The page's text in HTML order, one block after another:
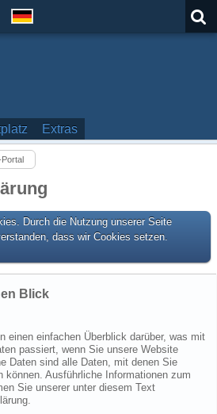
Extras
Durch die Nutzung unserer Seite
dass wir Cookies setzen.
Blick
einen einfachen Überblick darüber, was mit
passiert, wenn Sie unsere Website
Daten sind alle Daten, mit denen Sie
können. Ausführliche Informationen zum
Sie unserer unter diesem Text